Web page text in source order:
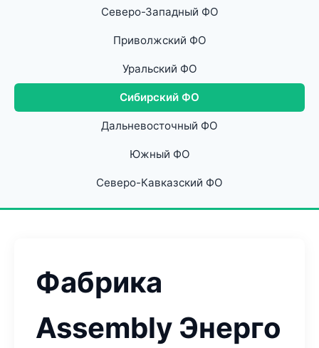
Северо-Западный ФО
Приволжский ФО
Уральский ФО
Сибирский ФО
Дальневосточный ФО
Южный ФО
Северо-Кавказский ФО
Фабрика
Assembly Энерго